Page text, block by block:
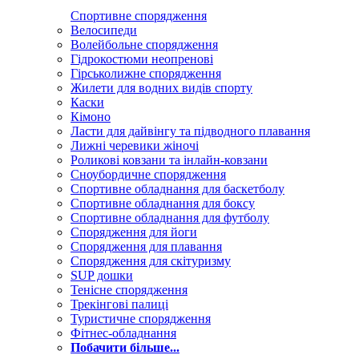
Спортивне спорядження
Велосипеди
Волейбольне спорядження
Гідрокостюми неопренові
Гірськолижне спорядження
Жилети для водних видів спорту
Каски
Кімоно
Ласти для дайвінгу та підводного плавання
Лижні черевики жіночі
Роликові ковзани та інлайн-ковзани
Сноубордичне спорядження
Спортивне обладнання для баскетболу
Спортивне обладнання для боксу
Спортивне обладнання для футболу
Спорядження для йоги
Спорядження для плавання
Спорядження для скітуризму
SUP дошки
Тенісне спорядження
Трекінгові палиці
Туристичне спорядження
Фітнес-обладнання
Побачити більше...